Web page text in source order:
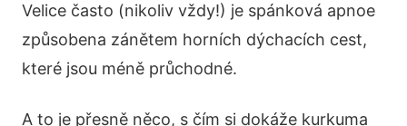
Velice často (nikoliv vždy!) je spánková apnoe
způsobena zánětem horních dýchacích cest,
které jsou méně průchodné.
A to je přesně něco, s čím si dokáže kurkuma